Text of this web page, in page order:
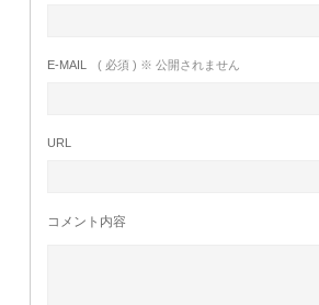
E-MAIL ( 必須 ) ※ 公開されません
URL
コメント内容